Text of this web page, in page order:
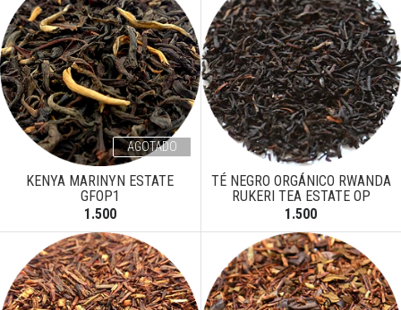
AGOTADO
KENYA MARINYN ESTATE
GFOP1
1.500
TÉ NEGRO ORGÁNICO RWANDA
RUKERI TEA ESTATE OP
1.500